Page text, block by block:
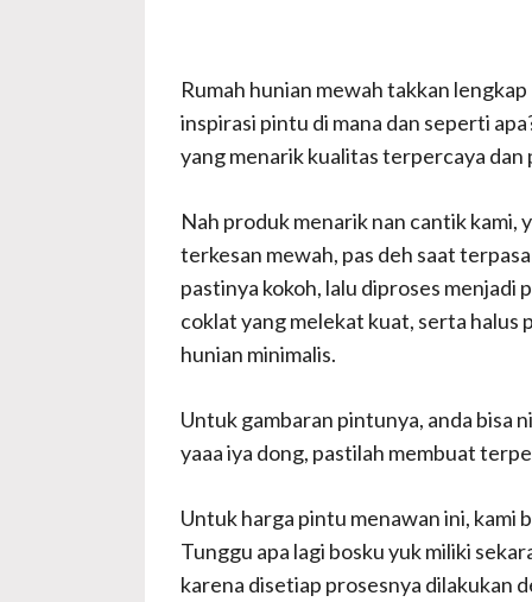
Rumah hunian mewah takkan
inspirasi pintu di mana dan seperti
yang menarik kualitas terpercaya dan
Nah produk menarik nan cantik kami,
terkesan mewah, pas deh saat
pastinya kokoh, lalu diproses
coklat yang melekat kuat, serta halus
hunian minimalis.
Untuk gambaran pintunya, anda bisa
yaaa iya dong, pastilah membuat
Untuk harga pintu menawan ini, kami
Tunggu apa lagi bosku yuk miliki
karena disetiap prosesnya dilakukan